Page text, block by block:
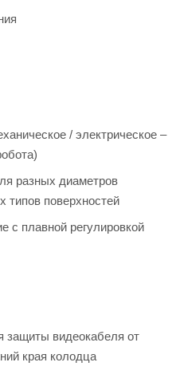
/ электрическое –
разных диаметров
типов поверхностей
с плавной регулировкой
видеокабеля от
края колодца